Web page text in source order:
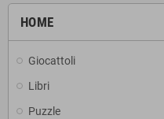
HOME
Giocattoli
Libri
Puzzle